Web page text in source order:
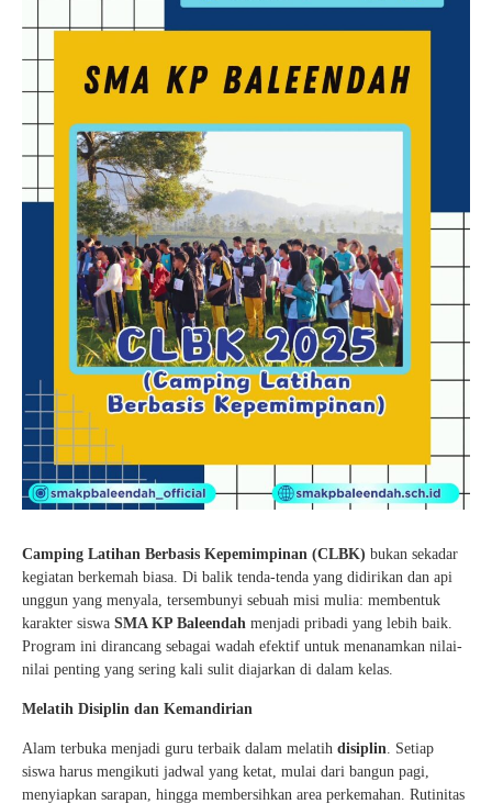
Camping Latihan Berbasis Kepemimpinan (CLBK) bukan sekadar
kegiatan berkemah biasa. Di balik tenda-tenda yang didirikan dan api
unggun yang menyala, tersembunyi sebuah misi mulia: membentuk
karakter siswa SMA KP Baleendah menjadi pribadi yang lebih baik.
Program ini dirancang sebagai wadah efektif untuk menanamkan nilai-
nilai penting yang sering kali sulit diajarkan di dalam kelas.
Melatih Disiplin dan Kemandirian
Alam terbuka menjadi guru terbaik dalam melatih disiplin. Setiap
siswa harus mengikuti jadwal yang ketat, mulai dari bangun pagi,
menyiapkan sarapan, hingga membersihkan area perkemahan. Rutinitas